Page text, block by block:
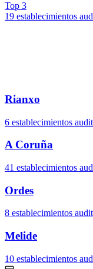
Top 3
19 establecimientos
Rianxo
6 establecimientos
A Coruña
41 establecimientos
Ordes
8 establecimientos
Melide
10 establecimientos